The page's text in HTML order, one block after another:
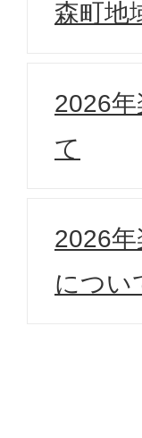
森町地
2026
て
2026
につい